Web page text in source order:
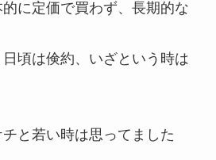
に定価で買わず、長期的な
頃は倹約、いざという時は
と若い時は思ってました